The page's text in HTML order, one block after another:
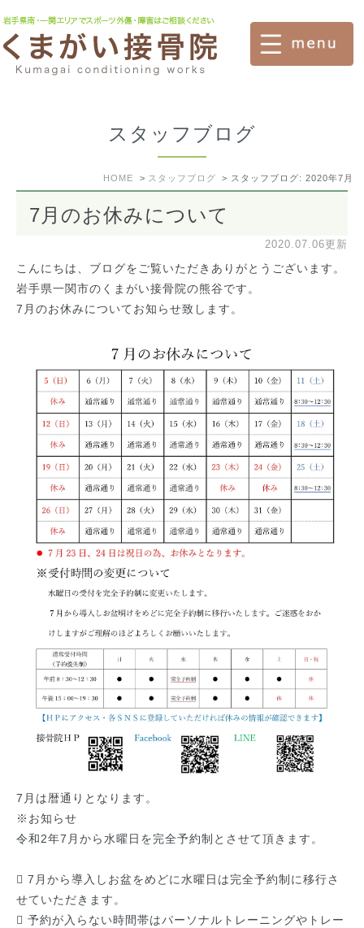
スタッフブログ
HOME スタッフブログ スタッフブログ: 2020年7月
7月のお休みについて
2020.07.06更新
こんにちは、ブログをご覧いただきありがとうございます。
岩手県一関市のくまがい接骨院の熊谷です。
7月のお休みについてお知らせ致します。
7月は暦通りとなります。
※お知らせ
令和2年7月から水曜日を完全予約制とさせて頂きます。
 7月から導入しお盆をめどに水曜日は完全予約制に移行さ
せていただきます。
 予約が入らない時間帯はパーソナルトレーニングやトレー